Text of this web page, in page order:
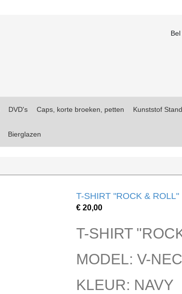
DVD's Caps, korte broeken, petten Kunststof
Bierglazen
T-SHIRT "ROCK & ROLL"
€ 20,00
T-SHIRT
MODEL: V-
KLEUR: NAVY